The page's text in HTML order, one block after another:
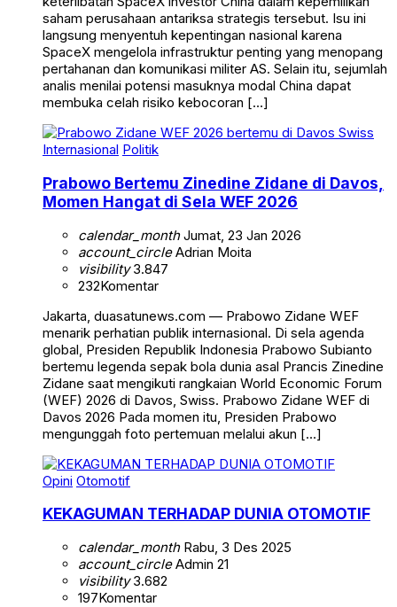
saham perusahaan antariksa strategis tersebut. Isu ini
langsung menyentuh kepentingan nasional karena
SpaceX mengelola infrastruktur penting yang menopang
pertahanan dan komunikasi militer AS. Selain itu, sejumlah
analis menilai potensi masuknya modal China dapat
membuka celah risiko kebocoran […]
Internasional Politik
Prabowo Bertemu Zinedine Zidane di Davos,
Momen Hangat di Sela WEF 2026
calendar_monthJumat, 23 Jan 2026
account_circleAdrian Moita
visibility3.847
232Komentar
Jakarta, duasatunews.com — Prabowo Zidane WEF
menarik perhatian publik internasional. Di sela agenda
global, Presiden Republik Indonesia Prabowo Subianto
bertemu legenda sepak bola dunia asal Prancis Zinedine
Zidane saat mengikuti rangkaian World Economic Forum
(WEF) 2026 di Davos, Swiss. Prabowo Zidane WEF di
Davos 2026 Pada momen itu, Presiden Prabowo
mengunggah foto pertemuan melalui akun […]
Opini Otomotif
KEKAGUMAN TERHADAP DUNIA OTOMOTIF
calendar_monthRabu, 3 Des 2025
account_circleAdmin 21
visibility3.682
197Komentar